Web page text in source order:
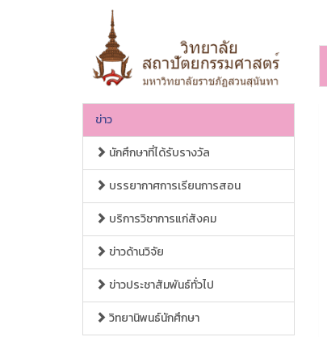
ข่าว
นักศึกษาที่ได้รับรางวัล
บรรยากาศการเรียนการสอน
บริการวิชาการแก่สังคม
ข่าวด้านวิจัย
ข่าวประชาสัมพันธ์ทั่วไป
วิทยานิพนธ์นักศึกษา